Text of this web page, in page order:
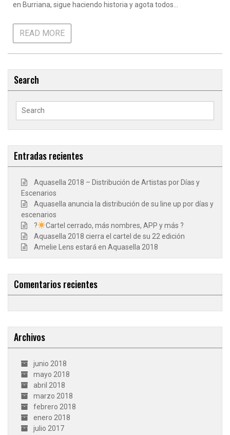
en Burriana, sigue haciendo historia y agota todos…
READ MORE
Search
Search
Entradas recientes
Aquasella 2018 – Distribución de Artistas por Días y
Escenarios
Aquasella anuncia la distribución de su line up por días y
escenarios
?
Cartel cerrado, más nombres, APP y más ?
Aquasella 2018 cierra el cartel de su 22 edición
Amelie Lens estará en Aquasella 2018
Comentarios recientes
Archivos
junio 2018
mayo 2018
abril 2018
marzo 2018
febrero 2018
enero 2018
julio 2017